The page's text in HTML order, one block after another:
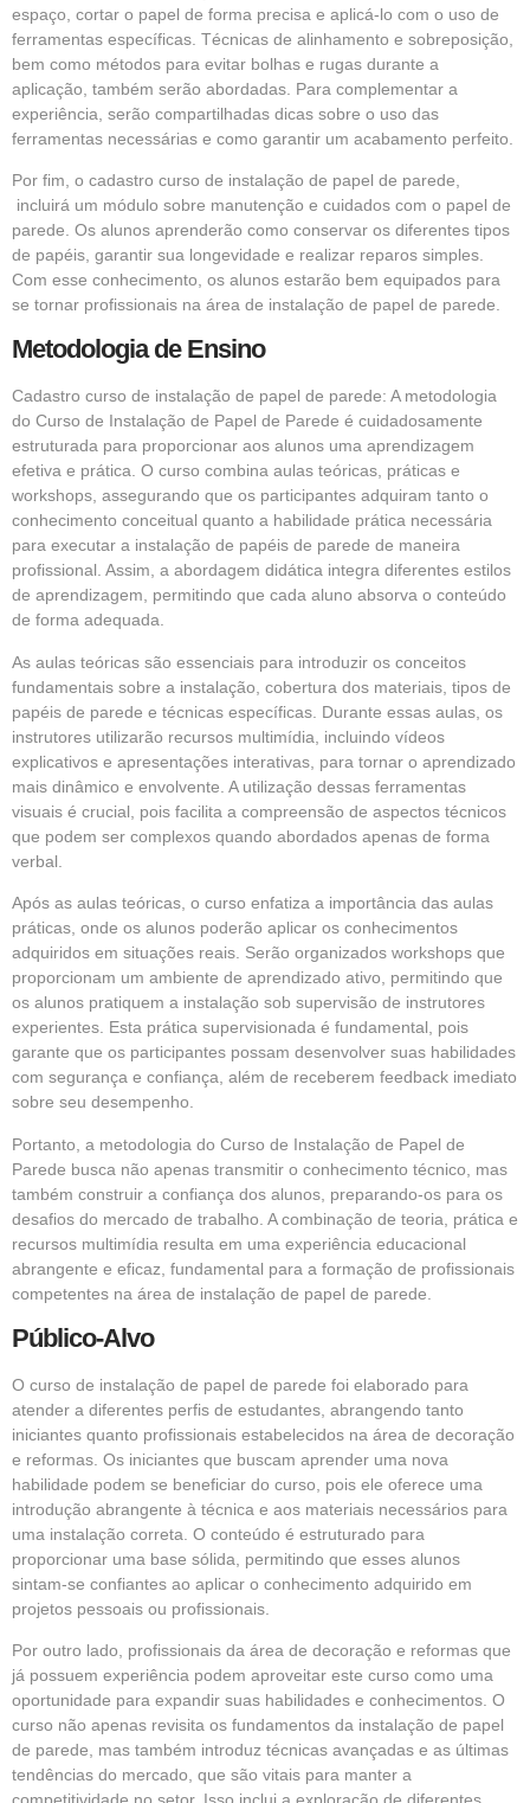
espaço, cortar o papel de forma precisa e aplicá-lo com o uso de
ferramentas específicas. Técnicas de alinhamento e sobreposição,
bem como métodos para evitar bolhas e rugas durante a
aplicação, também serão abordadas. Para complementar a
experiência, serão compartilhadas dicas sobre o uso das
ferramentas necessárias e como garantir um acabamento perfeito.
Por fim, o cadastro curso de instalação de papel de parede,
incluirá um módulo sobre manutenção e cuidados com o papel de
parede. Os alunos aprenderão como conservar os diferentes tipos
de papéis, garantir sua longevidade e realizar reparos simples.
Com esse conhecimento, os alunos estarão bem equipados para
se tornar profissionais na área de instalação de papel de parede.
Metodologia de Ensino
Cadastro curso de instalação de papel de parede: A metodologia
do Curso de Instalação de Papel de Parede é cuidadosamente
estruturada para proporcionar aos alunos uma aprendizagem
efetiva e prática. O curso combina aulas teóricas, práticas e
workshops, assegurando que os participantes adquiram tanto o
conhecimento conceitual quanto a habilidade prática necessária
para executar a instalação de papéis de parede de maneira
profissional. Assim, a abordagem didática integra diferentes estilos
de aprendizagem, permitindo que cada aluno absorva o conteúdo
de forma adequada.
As aulas teóricas são essenciais para introduzir os conceitos
fundamentais sobre a instalação, cobertura dos materiais, tipos de
papéis de parede e técnicas específicas. Durante essas aulas, os
instrutores utilizarão recursos multimídia, incluindo vídeos
explicativos e apresentações interativas, para tornar o aprendizado
mais dinâmico e envolvente. A utilização dessas ferramentas
visuais é crucial, pois facilita a compreensão de aspectos técnicos
que podem ser complexos quando abordados apenas de forma
verbal.
Após as aulas teóricas, o curso enfatiza a importância das aulas
práticas, onde os alunos poderão aplicar os conhecimentos
adquiridos em situações reais. Serão organizados workshops que
proporcionam um ambiente de aprendizado ativo, permitindo que
os alunos pratiquem a instalação sob supervisão de instrutores
experientes. Esta prática supervisionada é fundamental, pois
garante que os participantes possam desenvolver suas habilidades
com segurança e confiança, além de receberem feedback imediato
sobre seu desempenho.
Portanto, a metodologia do Curso de Instalação de Papel de
Parede busca não apenas transmitir o conhecimento técnico, mas
também construir a confiança dos alunos, preparando-os para os
desafios do mercado de trabalho. A combinação de teoria, prática e
recursos multimídia resulta em uma experiência educacional
abrangente e eficaz, fundamental para a formação de profissionais
competentes na área de instalação de papel de parede.
Público-Alvo
O curso de instalação de papel de parede foi elaborado para
atender a diferentes perfis de estudantes, abrangendo tanto
iniciantes quanto profissionais estabelecidos na área de decoração
e reformas. Os iniciantes que buscam aprender uma nova
habilidade podem se beneficiar do curso, pois ele oferece uma
introdução abrangente à técnica e aos materiais necessários para
uma instalação correta. O conteúdo é estruturado para
proporcionar uma base sólida, permitindo que esses alunos
sintam-se confiantes ao aplicar o conhecimento adquirido em
projetos pessoais ou profissionais.
Por outro lado, profissionais da área de decoração e reformas que
já possuem experiência podem aproveitar este curso como uma
oportunidade para expandir suas habilidades e conhecimentos. O
curso não apenas revisita os fundamentos da instalação de papel
de parede, mas também introduz técnicas avançadas e as últimas
tendências do mercado, que são vitais para manter a